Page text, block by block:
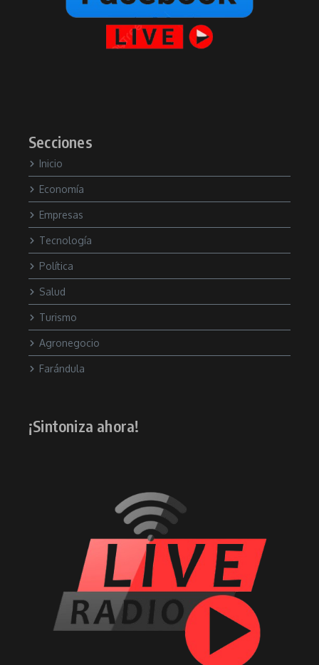
Secciones
Inicio
Economía
Empresas
Tecnología
Política
Salud
Turismo
Agronegocio
Farándula
¡Sintoniza ahora!